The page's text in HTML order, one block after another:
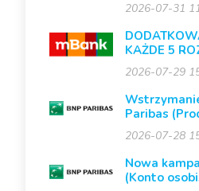
2026-07-31
KAŻDE 5
2026-07-29
Paribas
2026-07-28
Nowa
(Konto